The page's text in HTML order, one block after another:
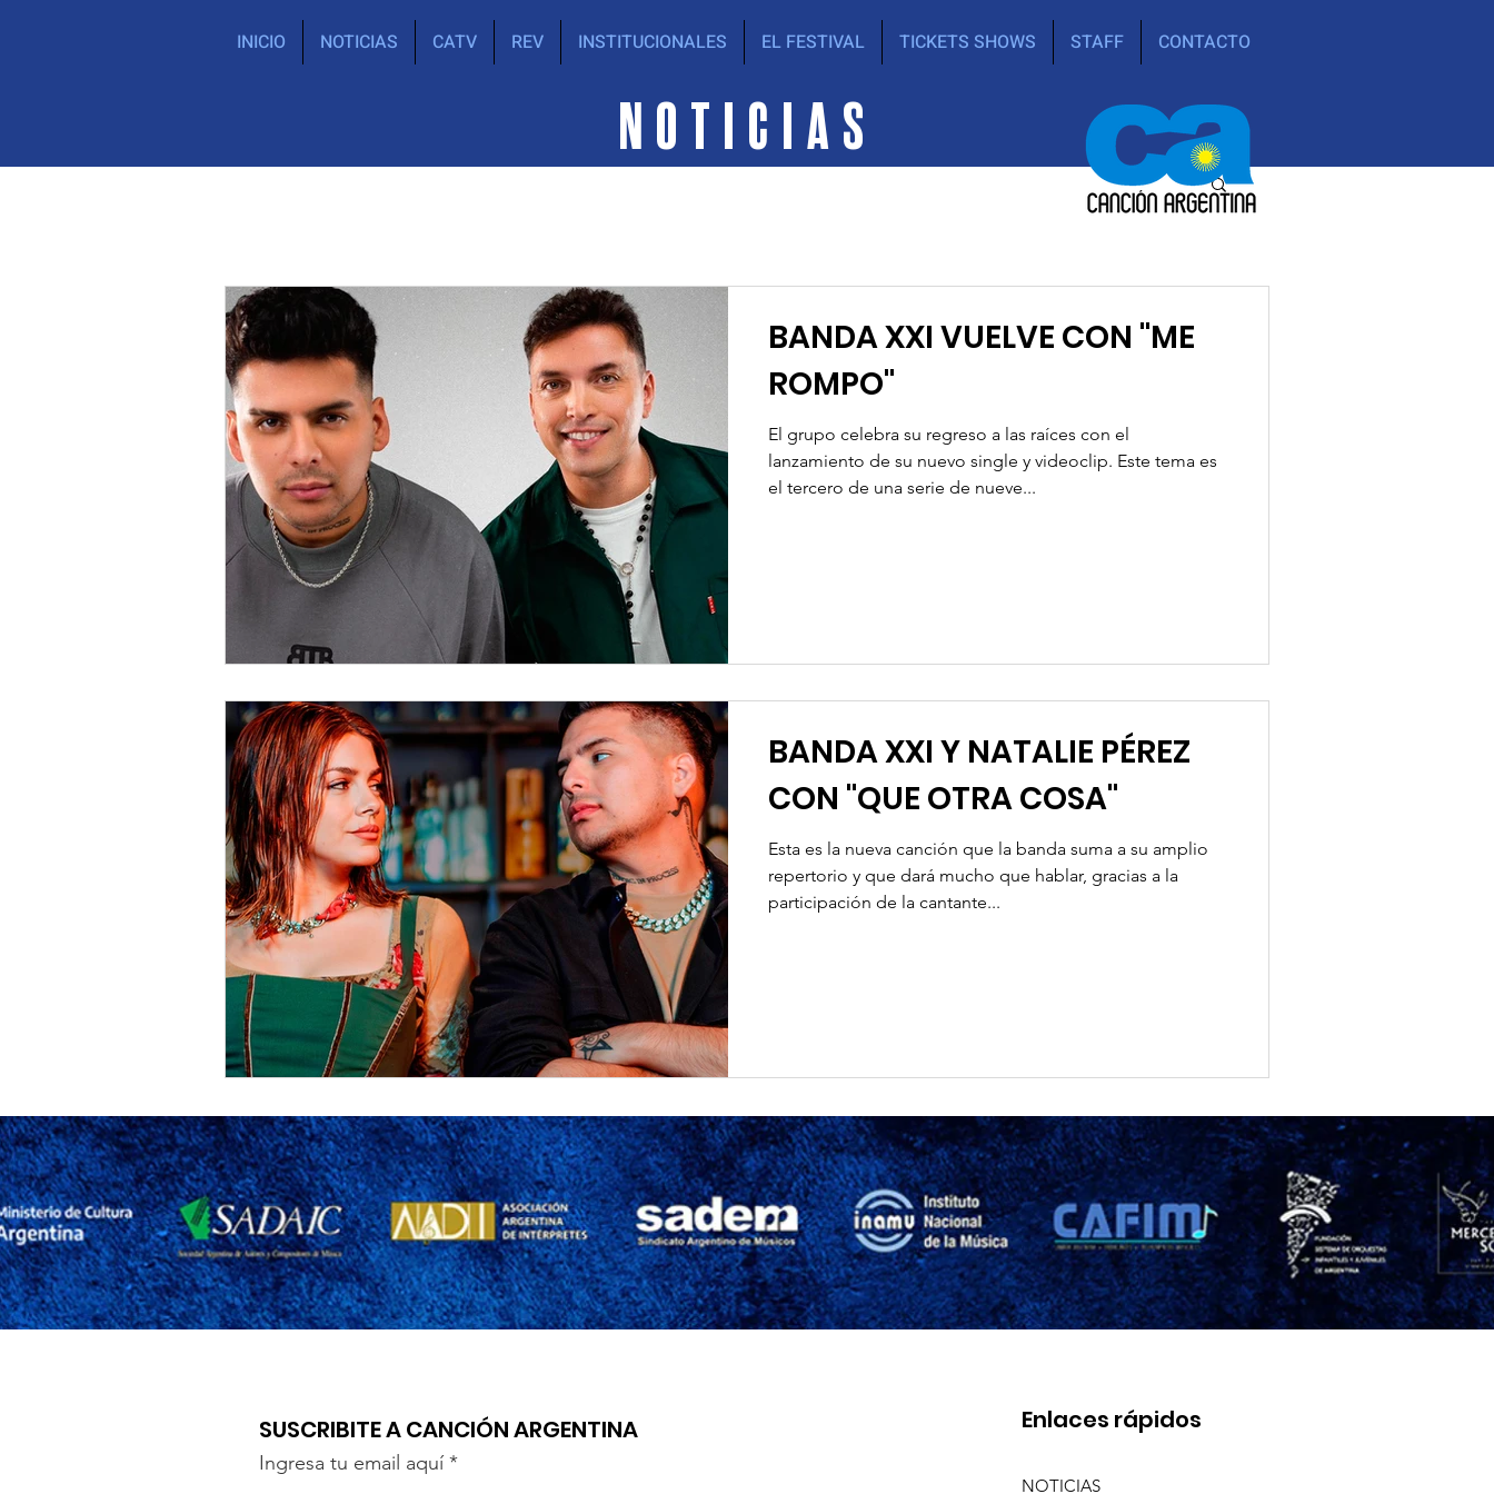
INICIO NOTICIAS CATV REV INSTITUCIONALES EL FESTIVAL TICKETS SHOWS STAFF CONTACTO
NOTICIAS
BANDA XXI VUELVE CON "ME
ROMPO"
El grupo celebra su regreso a las raíces con el
lanzamiento de su nuevo single y videoclip. Este tema es
el tercero de una serie de nueve...
BANDA XXI Y NATALIE PÉREZ
CON "QUE OTRA COSA"
Esta es la nueva canción que la banda suma a su amplio
repertorio y que dará mucho que hablar, gracias a la
participación de la cantante...
SUSCRIBITE A CANCIÓN ARGENTINA
Ingresa tu email aquí
Enlaces rápidos
NOTICIAS